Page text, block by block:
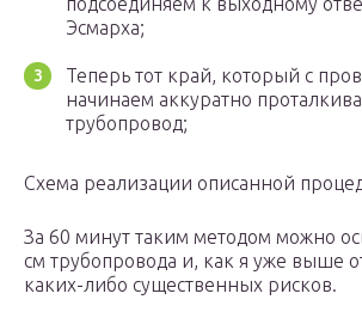
Эсмарха;
Теперь тот край, который с
начинаем аккуратно
трубопровод;
Схема реализации описанной
За 60 минут таким методом можно
см трубопровода и, как я уже выше
каких-либо существенных рисков.